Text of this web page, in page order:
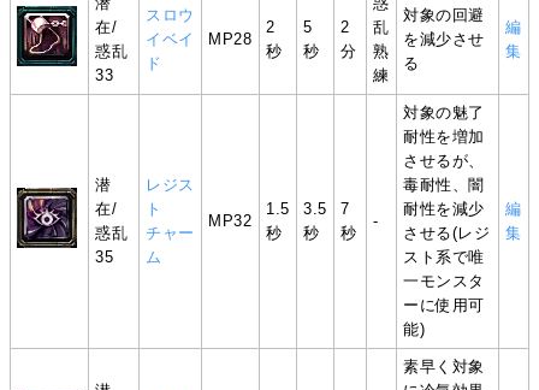
在/
惑乱
33
スロウ
イベイ
ド
MP28
2
秒
5
秒
2
分
乱
熟
練
対象の回避
を減少させ
る
編
集
潜
在/
惑乱
35
レジス
ト
チャー
ム
MP32
1.5
秒
3.5
秒
7
秒
-
対象の魅了
耐性を増加
させるが、
毒耐性、闇
耐性を減少
させる(レジ
スト系で唯
一モンスタ
ーに使用可
能)
編
集
素早く対象